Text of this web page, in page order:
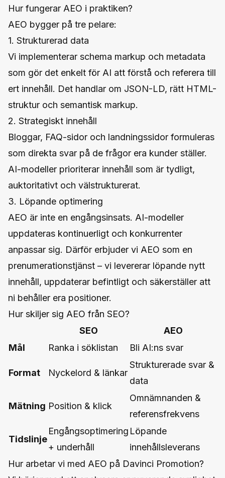
Hur fungerar AEO i praktiken?
AEO bygger på tre pelare:
1. Strukturerad data
Vi implementerar schema markup och metadata
som gör det enkelt för AI att förstå och referera till
ert innehåll. Det handlar om JSON-LD, rätt HTML-
struktur och semantisk markup.
2. Strategiskt innehåll
Bloggar, FAQ-sidor och landningssidor formuleras
som direkta svar på de frågor era kunder ställer.
AI-modeller prioriterar innehåll som är tydligt,
auktoritativt och välstrukturerat.
3. Löpande optimering
AEO är inte en engångsinsats. AI-modeller
uppdateras kontinuerligt och konkurrenter
anpassar sig. Därför erbjuder vi AEO som en
prenumerationstjänst – vi levererar löpande nytt
innehåll, uppdaterar befintligt och säkerställer att
ni behåller era positioner.
Hur skiljer sig AEO från SEO?
SEO
AEO
Mål
Ranka i söklistan Bli AI:ns svar
Format Nyckelord & länkar
Strukturerade svar &
data
Mätning Position & klick
Omnämnanden &
referensfrekvens
Tidslinje
Engångsoptimering
+ underhåll
Löpande
innehållsleverans
Hur arbetar vi med AEO på Davinci Promotion?